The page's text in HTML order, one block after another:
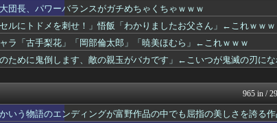
２ 感想まとめ
、34歳の誕生日を迎える・・・
ぐら速 -声
を銀行に拒否され受け取れず、多額の納税義...
ぴこ速(〃
ｗｗ
ああ言えば
異世界転生
前の版権キャラ最後の敵ってちょっと荷が重...
ガンダムブ
でキャリアプランが崩れ去る！
アニメつぶ
エネルギーで宇宙救うで」→なんでその辺の...
ぴこ速(〃
ロースーツのデザイン、どれもカッコいい
ヒーロー
団長、パワーバランスがガチめちゃくちゃｗｗｗ
ルにトドメを刺せ！」悟飯「わかりましたお父さん」←これｗｗｗ
ラ「古手梨花」「岡部倫太郎」「暁美ほむら」←これｗｗｗ
ために鬼倒します、敵の親玉がバカです」←こいつが鬼滅の刃に
965 in /
いう物語のエンディングが富野作品の中でも屈指の美しさを誇る作